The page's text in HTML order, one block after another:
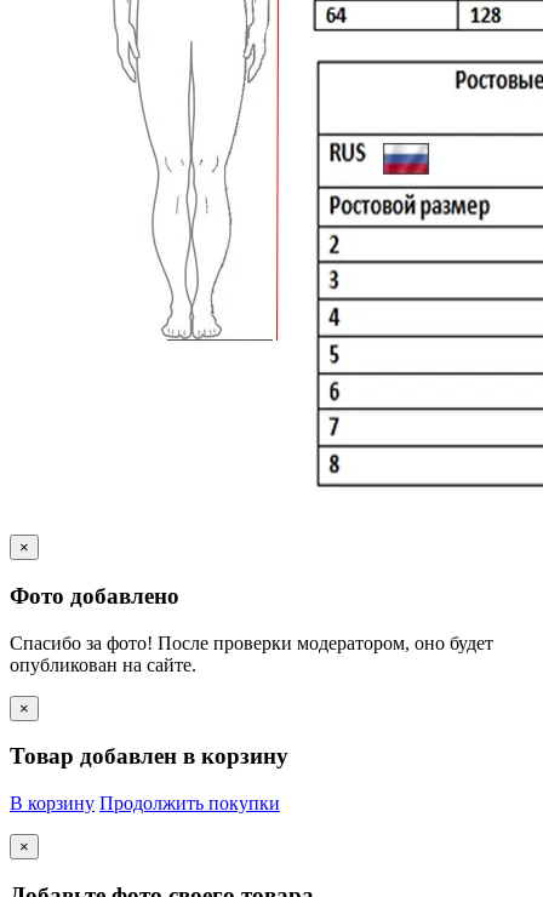
×
Фото добавлено
Спасибо за фото! После проверки модератором, оно будет
опубликован на сайте.
×
Товар добавлен в корзину
В корзину Продолжить покупки
×